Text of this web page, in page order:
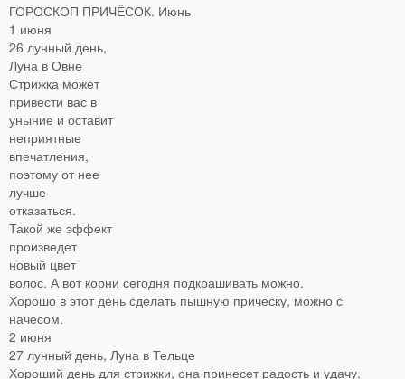
ГОРОСКОП ПРИЧЁСОК. Июнь
1 июня
26 лунный день,
Луна в Овне
Стрижка может
привести вас в
уныние и оставит
неприятные
впечатления,
поэтому от нее
лучше
отказаться.
Такой же эффект
произведет
новый цвет
волос. А вот корни сегодня подкрашивать можно.
Хорошо в этот день сделать пышную прическу, можно с
начесом.
2 июня
27 лунный день, Луна в Тельце
Хороший день для стрижки, она принесет радость и удачу.